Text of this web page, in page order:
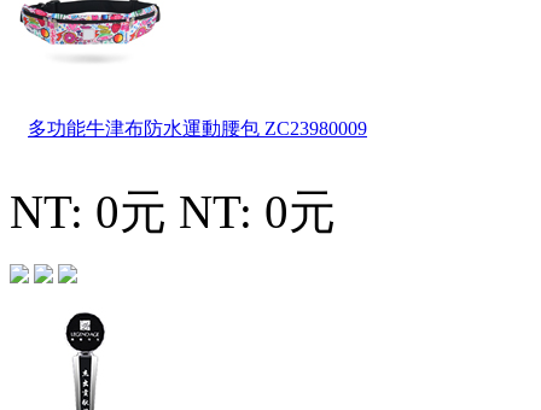
多功能牛津布防水運動腰包 ZC23980009
NT: 0元 NT: 0元